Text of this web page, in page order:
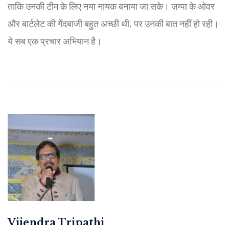
ताकि उनकी टीम के लिए नया नायक बनाया जा सके। ज़म्पा के ओवर
और बार्टलेट की गेंदबाजी बहुत अच्छी थी, पर उनकी बात नहीं हो रही।
ये सब एक प्रचार अभियान है।